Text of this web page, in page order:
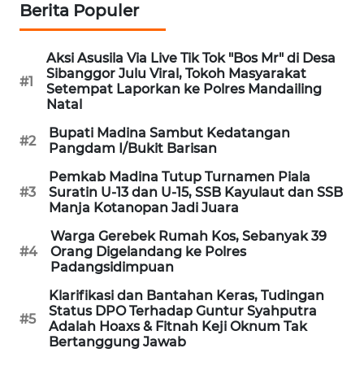
Berita Populer
#1
Aksi Asusila Via Live Tik Tok "Bos Mr" di Desa
Sibanggor Julu Viral, Tokoh Masyarakat
Setempat Laporkan ke Polres Mandailing
Natal
#2
Bupati Madina Sambut Kedatangan
Pangdam I/Bukit Barisan
#3
Pemkab Madina Tutup Turnamen Piala
Suratin U-13 dan U-15, SSB Kayulaut dan SSB
Manja Kotanopan Jadi Juara
#4
Warga Gerebek Rumah Kos, Sebanyak 39
Orang Digelandang ke Polres
Padangsidimpuan
#5
Klarifikasi dan Bantahan Keras, Tudingan
Status DPO Terhadap Guntur Syahputra
Adalah Hoaxs & Fitnah Keji Oknum Tak
Bertanggung Jawab
INDRAMAYU
WN
MAJALENGKA
SUBANG
SUKABUMI
WN